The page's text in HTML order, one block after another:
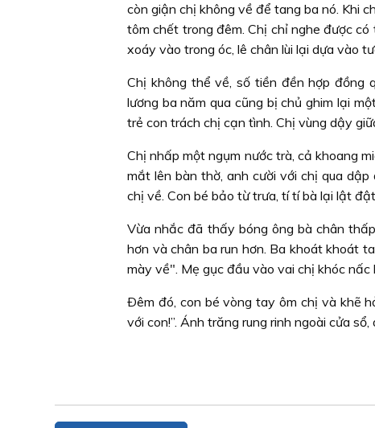
còn giận chị không về để tang ba nó. Khi
tôm chết trong đêm. Chị chỉ nghe được
xoáy vào trong óc, lê chân lùi lại dựa vào
Chị không thể về, số tiền đền hợp đồng
lương ba năm qua cũng bị chủ ghim lại
trẻ con trách chị cạn tình. Chị vùng dậy
Chị nhấp một ngụm nước trà, cả khoang
mắt lên bàn thờ, anh cười với chị qua
chị về. Con bé bảo từ trưa, tí tí bà lại lật
Vừa nhắc đã thấy bóng ông bà chân
hơn và chân ba run hơn. Ba khoát khoát
mày về". Mẹ gục đầu vào vai chị khóc
Ðêm đó, con bé vòng tay ôm chị và khẽ
với con!”. Ánh trăng rung rinh ngoài cửa